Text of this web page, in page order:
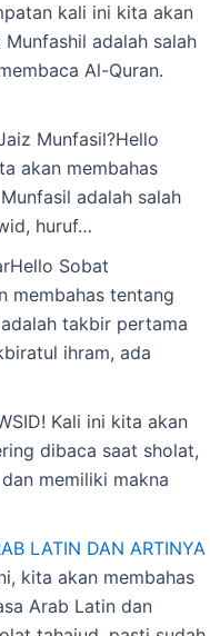
kali ini kita akan
adalah salah
Al-Quran.
Munfasil?Hello
akan membahas
adalah salah
huruf…
Sobat
membahas tentang
takbir pertama
ihram, ada
Kali ini kita akan
dibaca saat sholat,
memiliki makna
LATIN DAN ARTINYA
kita akan membahas
Arab Latin dan